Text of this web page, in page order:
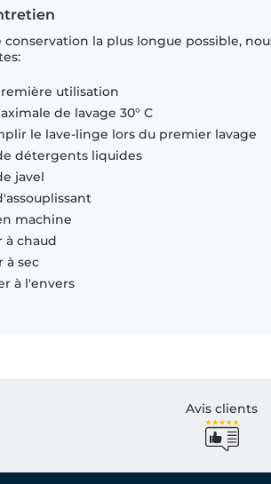
conservation la plus longue possible,
utilisation
de lavage 30° C
le lave-linge lors du premier lavage
détergents liquides
javel
machine
à chaud
à sec
à l'envers
Avis clients